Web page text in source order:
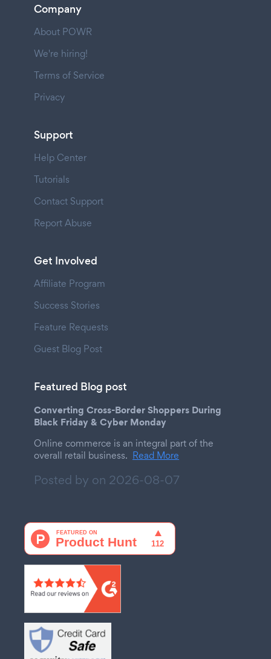
Company
About POWR
We're hiring!
Terms of Service
Privacy
Support
Help Center
Tutorials
Contact Support
Report Abuse
Get Involved
Affiliate Program
Success Stories
Feature Requests
Guest Blog Post
Featured Blog post
Converting Cross-Border Shoppers During
Black Friday & Cyber Monday
Online commerce is an integral part of the
overall retail business. Read More
Posted by on 2026-08-07